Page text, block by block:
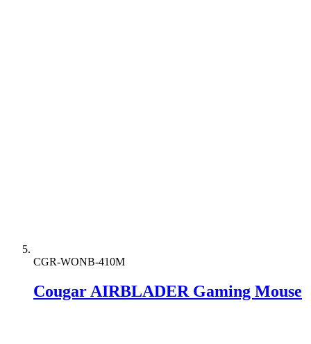
CGR-WONB-410M
Cougar AIRBLADER Gaming Mouse